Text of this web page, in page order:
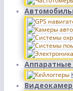
Аппаратные